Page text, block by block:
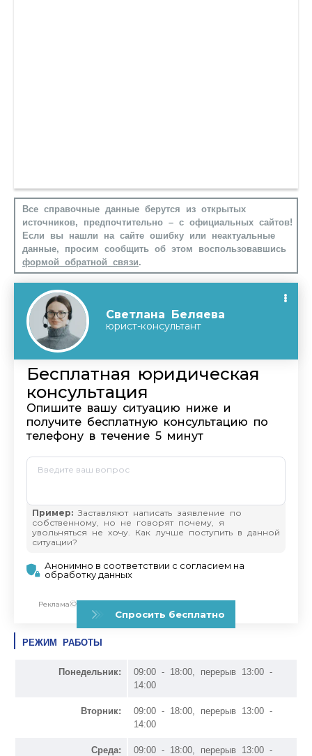
Все справочные данные берутся из открытых
источников, предпочтительно – с официальных сайтов!
Если вы нашли на сайте ошибку или неактуальные
данные, просим сообщить об этом воспользовавшись
формой обратной связи.
РЕЖИМ РАБОТЫ
Понедельник:
09:00 - 18:00, перерыв 13:00 -
14:00
Вторник:
09:00 - 18:00, перерыв 13:00 -
14:00
Среда:
09:00 - 18:00, перерыв 13:00 -